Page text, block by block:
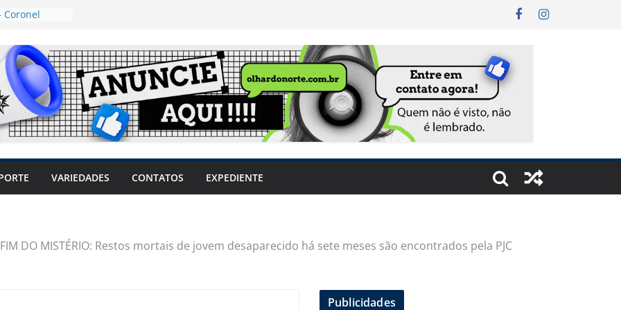
Coronel
mulheres
travar o
produtores
sem
sintomas,
VARIEDADES CONTATOS EXPEDIENTE
FIM DO MISTÉRIO: Restos mortais de jovem desaparecido há sete meses são encontrados pela PJC
Publicidades